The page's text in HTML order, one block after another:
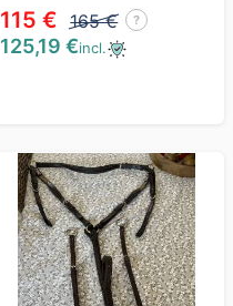
115 € 165 € ?
125,19 €incl.